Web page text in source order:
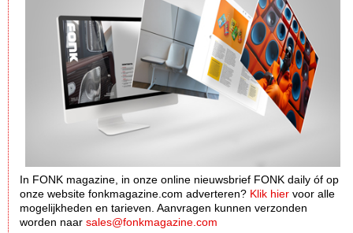
In FONK magazine, in onze online nieuwsbrief FONK daily óf op
onze website fonkmagazine.com adverteren? Klik hier voor alle
mogelijkheden en tarieven. Aanvragen kunnen verzonden
worden naar sales@fonkmagazine.com